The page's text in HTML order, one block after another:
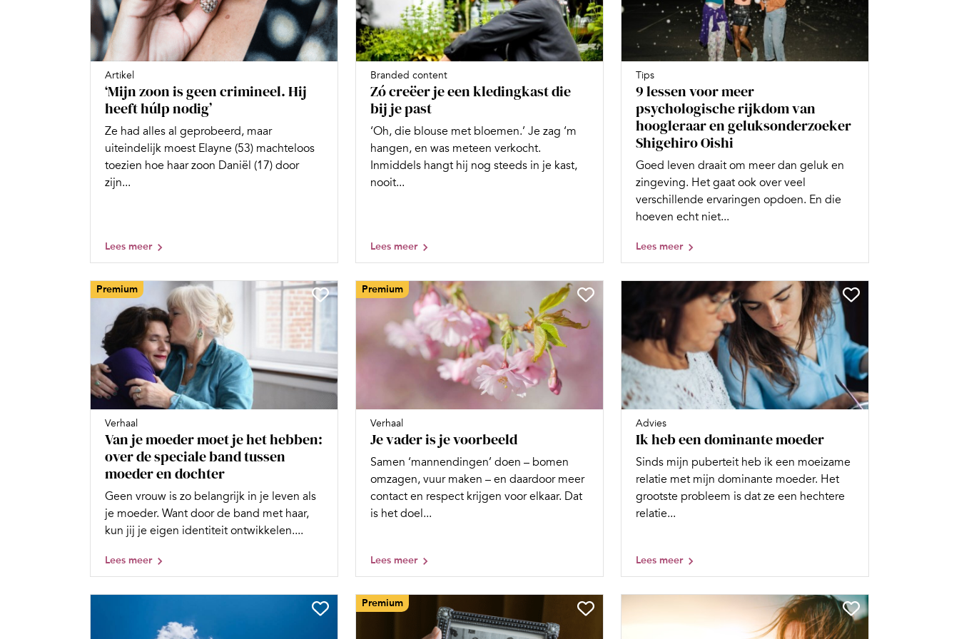
Artikel
‘Mijn zoon is geen crimineel. Hij
heeft húlp nodig’
Ze had alles al geprobeerd, maar
uiteindelijk moest Elayne (53) machteloos
toezien hoe haar zoon Daniël (17) door
zijn...
Lees meer
Branded content
Zó creëer je een kledingkast die
bij je past
‘Oh, die blouse met bloemen.’ Je zag ‘m
hangen, en was meteen verkocht.
Inmiddels hangt hij nog steeds in je kast,
nooit...
Lees meer
Tips
9 lessen voor meer
psychologische rijkdom van
hoogleraar en geluksonderzoeker
Shigehiro Oishi
Goed leven draait om meer dan geluk en
zingeving. Het gaat ook over veel
verschillende ervaringen opdoen. En die
hoeven echt niet...
Lees meer
Premium
Verhaal
Van je moeder moet je het hebben:
over de speciale band tussen
moeder en dochter
Geen vrouw is zo belangrijk in je leven als
je moeder. Want door de band met haar,
kun jij je eigen identiteit ontwikkelen....
Lees meer
Premium
Verhaal
Je vader is je voorbeeld
Samen ‘mannendingen’ doen – bomen
omzagen, vuur maken – en daardoor meer
contact en respect krijgen voor elkaar. Dat
is het doel...
Lees meer
Advies
Ik heb een dominante moeder
Sinds mijn puberteit heb ik een moeizame
relatie met mijn dominante moeder. Het
grootste probleem is dat ze een hechtere
relatie...
Lees meer
Premium